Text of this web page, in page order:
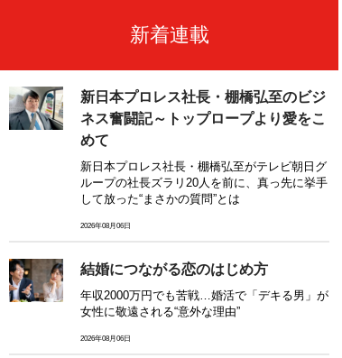
新着連載
新日本プロレス社長・棚橋弘至のビジ
ネス奮闘記～トップロープより愛をこ
めて
新日本プロレス社長・棚橋弘至がテレビ朝日グ
ループの社長ズラリ20人を前に、真っ先に挙手
して放った“まさかの質問”とは
2026年08月06日
結婚につながる恋のはじめ方
年収2000万円でも苦戦…婚活で「デキる男」が
女性に敬遠される“意外な理由”
2026年08月06日